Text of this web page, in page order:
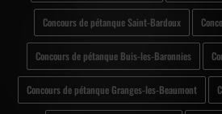
Concours de pétanque Saint-Bardoux
Concours de pétanque Buis-les-Baronnies
Concours de pétanque Granges-les-Beaumont